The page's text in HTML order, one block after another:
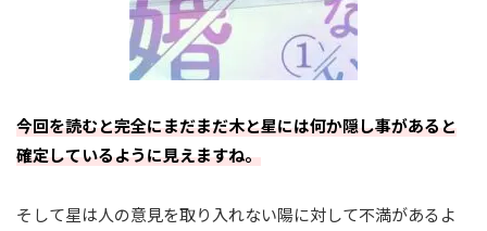
今回を読むと完全にまだまだ木と星には何か隠し事があると
確定しているように見えますね。
そして星は人の意見を取り入れない陽に対して不満があるよ